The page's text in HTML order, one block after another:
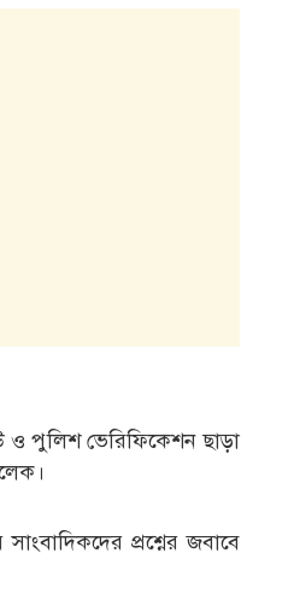
ও পুলিশ ভেরিফিকেশন ছাড়া
প্রশ্নের জবাবে